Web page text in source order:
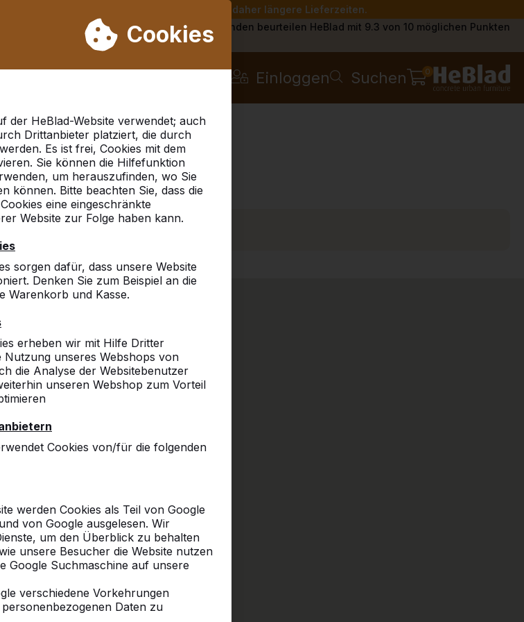
Woche 33 nicht. Bitte berücksichtigen Sie daher längere Lieferzeiten.
Cookies
der HeBlad-Website verwendet; auch
Drittanbieter platziert, die durch
Es ist frei, Cookies mit dem
Sie können die Hilfefunktion
um herauszufinden, wo Sie
können. Bitte beachten Sie, dass die
eine eingeschränkte
Website zur Folge haben kann.
sorgen dafür, dass unsere Website
Denken Sie zum Beispiel an die
Warenkorb und Kasse.
erheben wir mit Hilfe Dritter
Nutzung unseres Webshops von
die Analyse der Websitebenutzer
unseren Webshop zum Vorteil
Cookies von/für die folgenden
werden Cookies als Teil von Google
von Google ausgelesen. Wir
um den Überblick zu behalten
unsere Besucher die Website nutzen
Google Suchmaschine auf unsere
verschiedene Vorkehrungen
Daten zu
Produkten verkauft
Kunden beurteilen HeBlad mit 9.3 von 10 möglichen Punkten
Einloggen Suchen 0